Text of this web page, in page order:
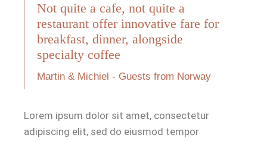
Not quite a cafe, not quite a
restaurant offer innovative fare for
breakfast, dinner, alongside
specialty coffee
Martin & Michiel - Guests from Norway
Lorem ipsum dolor sit amet, consectetur
adipiscing elit, sed do eiusmod tempor